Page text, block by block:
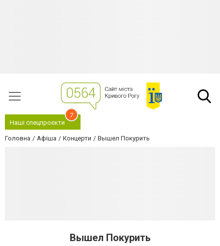
Наші спецпроєкти
7
Головна Афіша Концерти Вышел Покурить
Вышел Покурить